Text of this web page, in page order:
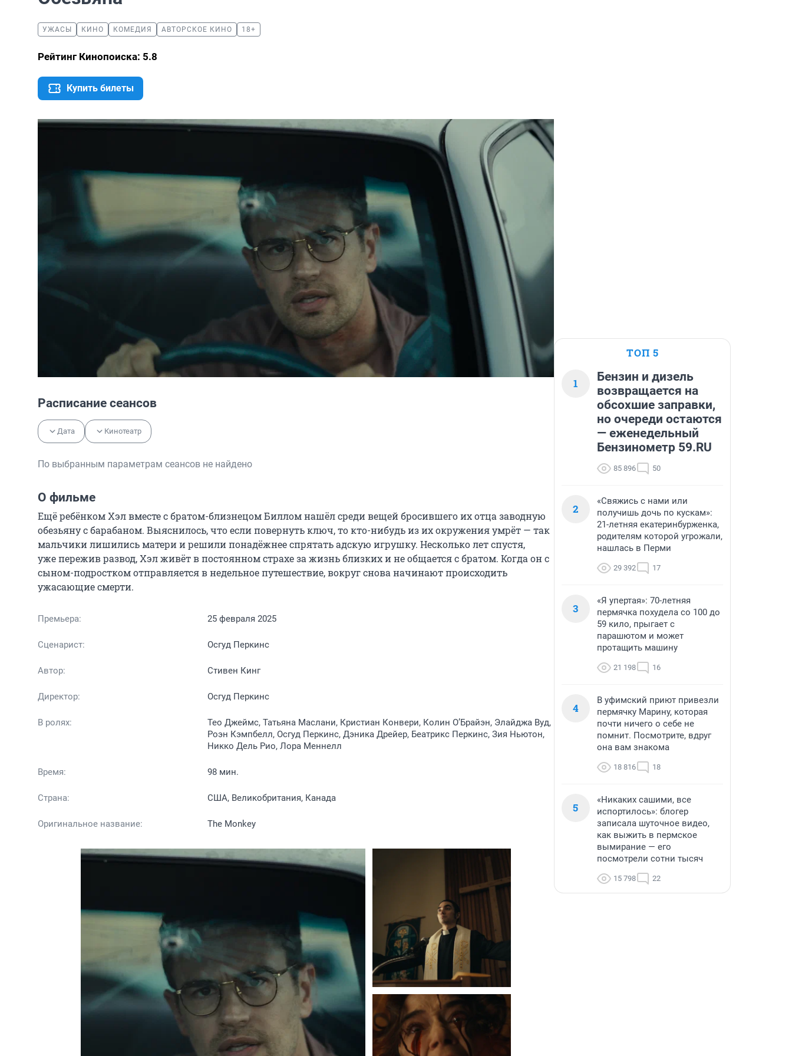
УЖАСЫ КИНО КОМЕДИЯ АВТОРСКОЕ КИНО 18+
Рейтинг Кинопоиска: 5.8
Купить билеты
Расписание сеансов
Дата Кинотеатр
По выбранным параметрам сеансов не найдено
О фильме
Ещё ребёнком Хэл вместе с братом-близнецом Биллом нашёл среди вещей бросившего их отца заводную
обезьяну с барабаном. Выяснилось, что если повернуть ключ, то кто-нибудь из их окружения умрёт — так
мальчики лишились матери и решили понадёжнее спрятать адскую игрушку. Несколько лет спустя,
уже пережив развод, Хэл живёт в постоянном страхе за жизнь близких и не общается с братом. Когда он с
сыном-подростком отправляется в недельное путешествие, вокруг снова начинают происходить
ужасающие смерти.
Премьера: 25 февраля 2025
Сценарист: Осгуд Перкинс
Автор: Стивен Кинг
Директор: Осгуд Перкинс
В ролях:
Тео Джеймс, Татьяна Маслани, Кристиан Конвери, Колин О’Брайэн, Элайджа Вуд,
Роэн Кэмпбелл, Осгуд Перкинс, Дэника Дрейер, Беатрикс Перкинс, Зия Ньютон,
Никко Дель Рио, Лора Меннелл
Время: 98 мин.
Страна: США, Великобритания, Канада
Оригинальное название: The Monkey
ТОП 5
1
Бензин и дизель
возвращается на
обсохшие заправки,
но очереди остаются
— еженедельный
Бензинометр 59.RU
85 896 50
2
«Свяжись с нами или
получишь дочь по кускам»:
21-летняя екатеринбурженка,
родителям которой угрожали,
нашлась в Перми
29 392 17
3
«Я упертая»: 70-летняя
пермячка похудела со 100 до
59 кило, прыгает с
парашютом и может
протащить машину
21 198 16
4
В уфимский приют привезли
пермячку Марину, которая
почти ничего о себе не
помнит. Посмотрите, вдруг
она вам знакома
18 816 18
5
«Никаких сашими, все
испортилось»: блогер
записала шуточное видео,
как выжить в пермское
вымирание — его
посмотрели сотни тысяч
15 798 22